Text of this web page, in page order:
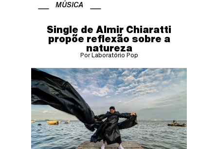
MÚSICA
Single de Almir Chiaratti
propõe reflexão sobre a
natureza
Por Laboratório Pop